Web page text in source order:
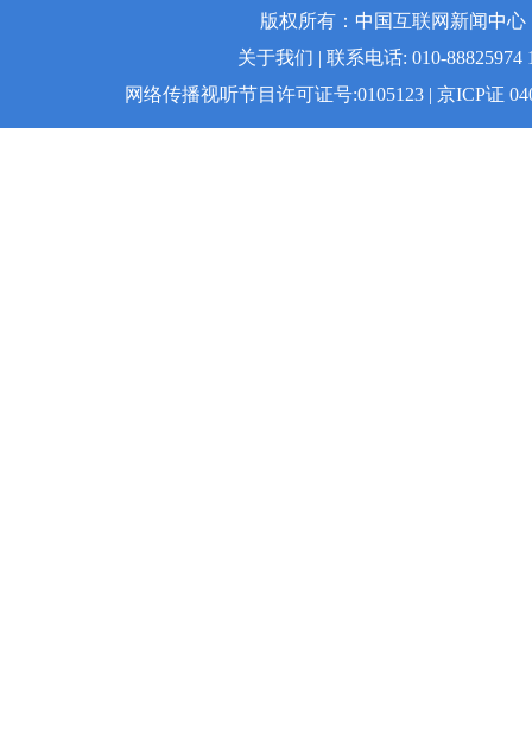
版权所有：中国互联网新闻中
关于我们 | 联系电话: 010-88825974
网络传播视听节目许可证号:0105123 | 京ICP证